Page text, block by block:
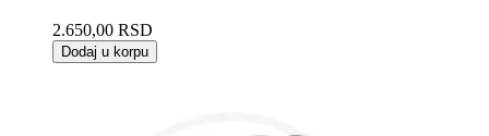
2.650,00 RSD
Dodaj u korpu